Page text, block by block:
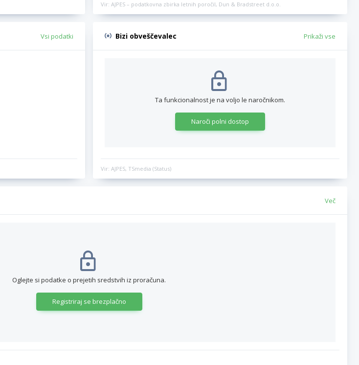
Vir: AJPES – podatkovna zbirka letnih poročil, Dun & Bradstreet d.o.o.
Vsi podatki Bizi obveščevalec Prikaži vse
Ta funkcionalnost je na voljo le naročnikom.
Naroči polni dostop
Vir: AJPES, TSmedia (Status)
Več
Oglejte si podatke o prejetih sredstvih iz proračuna.
Registriraj se brezplačno